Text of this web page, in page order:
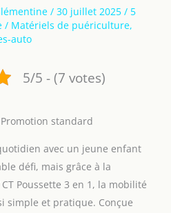
/ 30 juillet 2025 / 5
/ Matériels de puériculture,
auto
5/5 - (7 votes)
avec un jeune enfant
défi, mais grâce à la
Poussette 3 en 1, la mobilité
simple et pratique. Conçue